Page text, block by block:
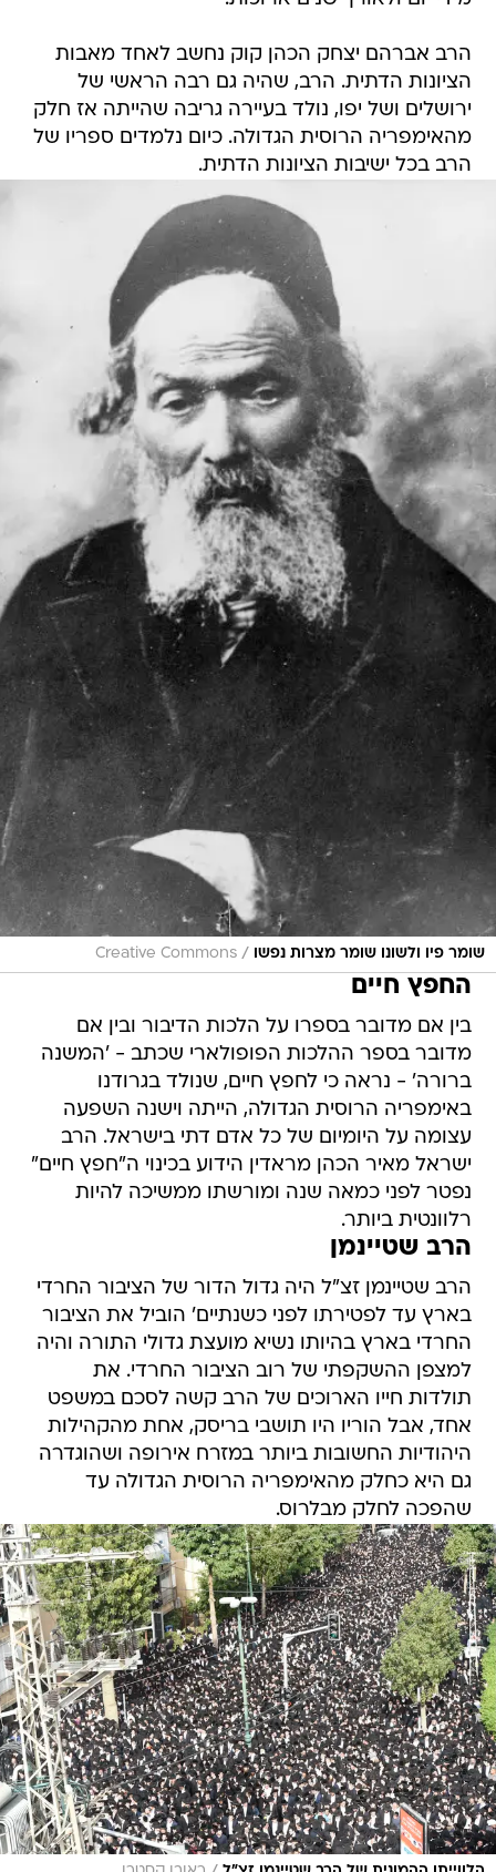
הרב אברהם יצחק הכהן קוק נחשב לאחד מאבות
הציונות הדתית. הרב, שהיה גם רבה הראשי של
ירושלים ושל יפו, נולד בעיירה גריבה שהייתה אז חלק
מהאימפריה הרוסית הגדולה. כיום נלמדים ספריו של
הרב בכל ישיבות הציונות הדתית.
שומר פיו ולשונו שומר מצרות נפשו /
Creative Commons
החפץ חיים
בין אם מדובר בספרו על הלכות הדיבור ובין אם
מדובר בספר ההלכות הפופולארי שכתב - 'המשנה
ברורה' - נראה כי לחפץ חיים, שנולד בגרודנו
באימפריה הרוסית הגדולה, הייתה וישנה השפעה
עצומה על היומיום של כל אדם דתי בישראל. הרב
ישראל מאיר הכהן מראדין הידוע בכינוי ה"חפץ חיים"
נפטר לפני כמאה שנה ומורשתו ממשיכה להיות
רלוונטית ביותר.
הרב שטיינמן
הרב שטיינמן זצ"ל היה גדול הדור של הציבור החרדי
בארץ עד לפטירתו לפני כשנתיים' הוביל את הציבור
החרדי בארץ בהיותו נשיא מועצת גדולי התורה והיה
למצפן ההשקפתי של רוב הציבור החרדי. את
תולדות חייו הארוכים של הרב קשה לסכם במשפט
אחד, אבל הוריו היו תושבי בריסק, אחת מהקהילות
היהודיות החשובות ביותר במזרח אירופה ושהוגדרה
גם היא כחלק מהאימפריה הרוסית הגדולה עד
שהפכה לחלק מבלרוס.